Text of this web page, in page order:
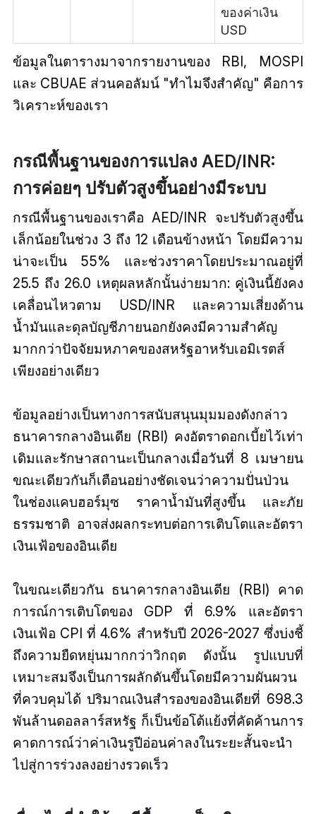
ของค่าเงิน
USD
ข้อมูลในตารางมาจากรายงานของ RBI, MOSPI
และ CBUAE ส่วนคอลัมน์ "ทำไมจึงสำคัญ" คือการ
วิเคราะห์ของเรา
กรณีพื้นฐานของการแปลง AED/INR:
การค่อยๆ ปรับตัวสูงขึ้นอย่างมีระบบ
กรณีพื้นฐานของเราคือ AED/INR จะปรับตัวสูงขึ้น
เล็กน้อยในช่วง 3 ถึง 12 เดือนข้างหน้า โดยมีความ
น่าจะเป็น 55% และช่วงราคาโดยประมาณอยู่ที่
25.5 ถึง 26.0 เหตุผลหลักนั้นง่ายมาก: คู่เงินนี้ยังคง
เคลื่อนไหวตาม USD/INR และความเสี่ยงด้าน
น้ำมันและดุลบัญชีภายนอกยังคงมีความสำคัญ
มากกว่าปัจจัยมหภาคของสหรัฐอาหรับเอมิเรตส์
เพียงอย่างเดียว
ข้อมูลอย่างเป็นทางการสนับสนุนมุมมองดังกล่าว
ธนาคารกลางอินเดีย (RBI) คงอัตราดอกเบี้ยไว้เท่า
เดิมและรักษาสถานะเป็นกลางเมื่อวันที่ 8 เมษายน
ขณะเดียวกันก็เตือนอย่างชัดเจนว่าความปั่นป่วน
ในช่องแคบฮอร์มุซ ราคาน้ำมันที่สูงขึ้น และภัย
ธรรมชาติ อาจส่งผลกระทบต่อการเติบโตและอัตรา
เงินเฟ้อของอินเดีย
ในขณะเดียวกัน ธนาคารกลางอินเดีย (RBI) คาด
การณ์การเติบโตของ GDP ที่ 6.9% และอัตรา
เงินเฟ้อ CPI ที่ 4.6% สำหรับปี 2026-2027 ซึ่งบ่งชี้
ถึงความยืดหยุ่นมากกว่าวิกฤต ดังนั้น รูปแบบที่
เหมาะสมจึงเป็นการผลักดันขึ้นโดยมีความผันผวน
ที่ควบคุมได้ ปริมาณเงินสำรองของอินเดียที่ 698.3
พันล้านดอลลาร์สหรัฐ ก็เป็นข้อโต้แย้งที่คัดค้านการ
คาดการณ์ว่าค่าเงินรูปีอ่อนค่าลงในระยะสั้นจะนำ
ไปสู่การร่วงลงอย่างรวดเร็ว